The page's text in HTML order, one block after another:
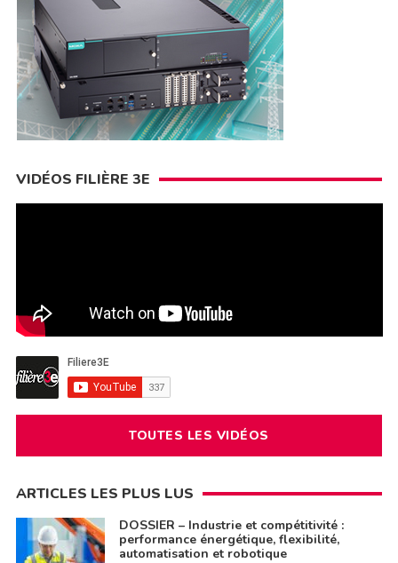
VIDÉOS FILIÈRE 3E
TOUTES LES VIDÉOS
ARTICLES LES PLUS LUS
DOSSIER – Industrie et compétitivité :
performance énergétique, flexibilité,
automatisation et robotique